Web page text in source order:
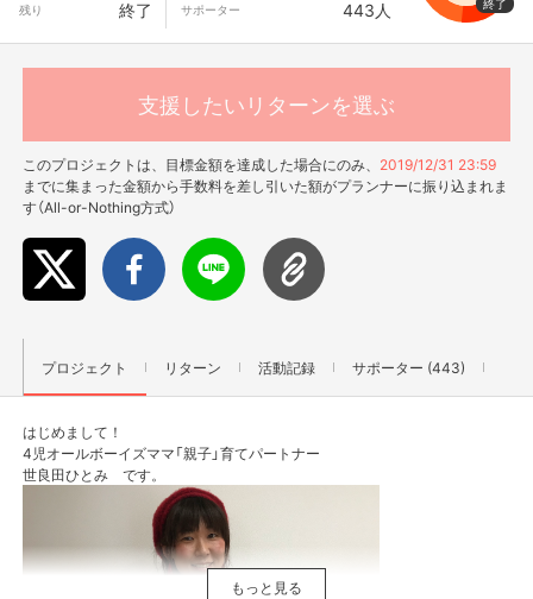
残り
終了 サポーター 443人
支援したいリターンを選ぶ
このプロジェクトは、目標金額を達成した場合にのみ、 2019/12/31 23:59
までに集まった金額から手数料を差し引いた額がプランナーに振り込まれま
す（All-or-Nothing方式）
プロジェクト リターン 活動記録 サポーター (443)
はじめまして！
4児オールボーイズママ「親子」育てパートナー
世良田ひとみ です。
もっと見る